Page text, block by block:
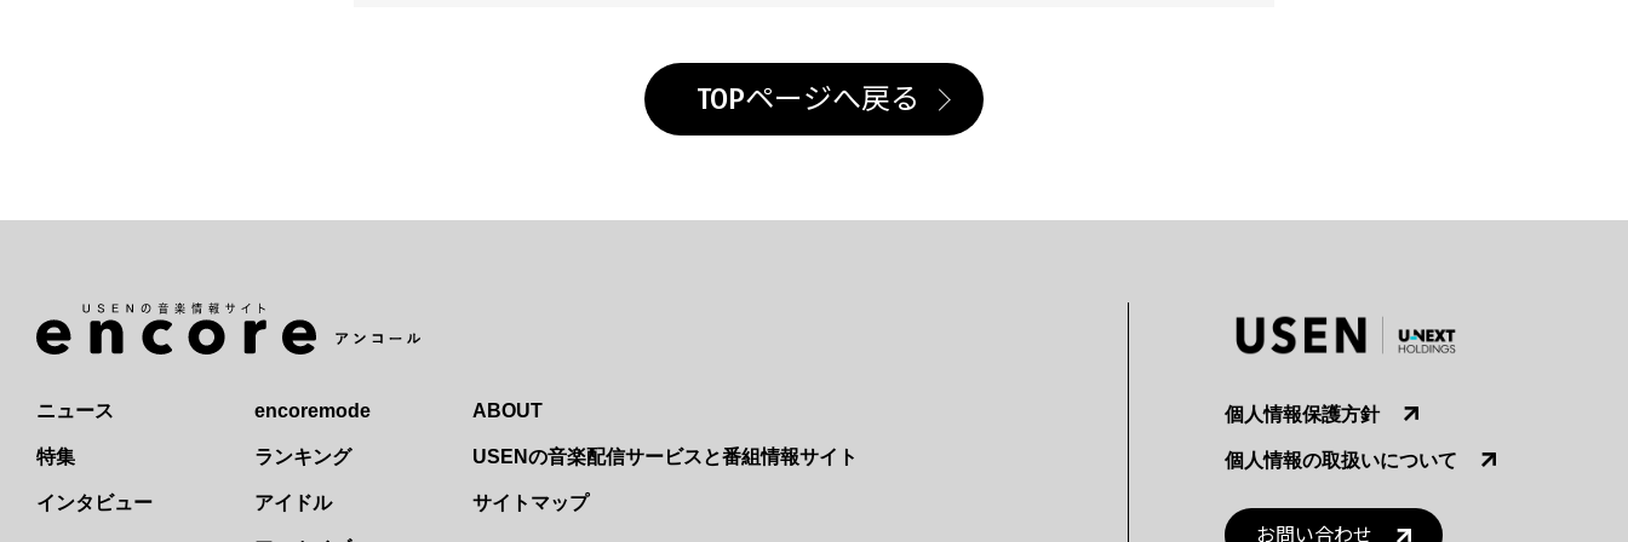
TOPページへ戻る
ニュース
特集
インタビュー
encoremode
ランキング
アイドル
ABOUT
USENの音楽配信サービスと番組情報サイト
サイトマップ
個人情報保護方針
個人情報の取扱いについて
お問い合わせ